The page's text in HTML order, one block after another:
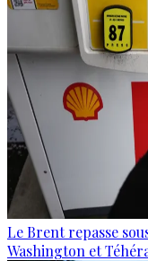
Le Brent repasse
Washington et